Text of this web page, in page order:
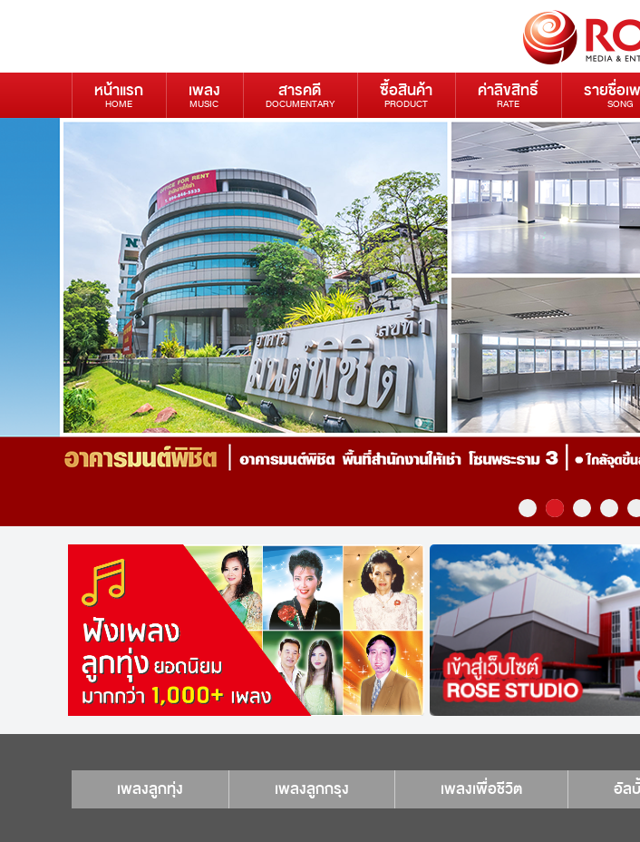
หน้าแรก
HOME
เพลง
MUSIC
สารคดี
DOCUMENTARY
ซื้อสินค้า
PRODUCT
ค่าลิขสิทธิ์
RATE
รายชื่อเ
SONG
เพลงลูกทุ่ง เพลงลูกกรุง เพลงเพื่อชีวิต อัล